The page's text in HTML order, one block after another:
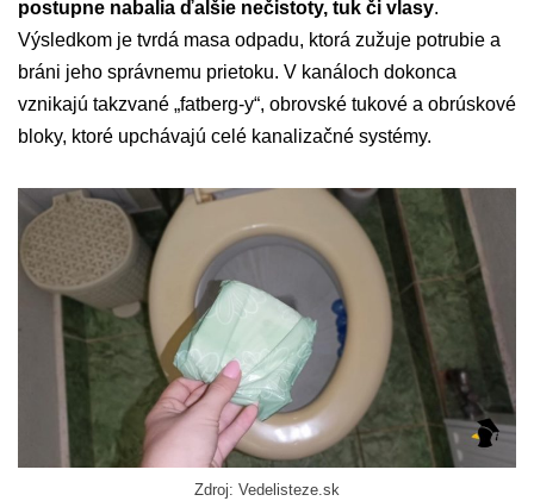
postupne nabalia ďalšie nečistoty, tuk či vlasy.
Výsledkom je tvrdá masa odpadu, ktorá zužuje potrubie a
bráni jeho správnemu prietoku. V kanáloch dokonca
vznikajú takzvané „fatberg-y“, obrovské tukové a obrúskové
bloky, ktoré upchávajú celé kanalizačné systémy.
Zdroj: Vedelisteze.sk